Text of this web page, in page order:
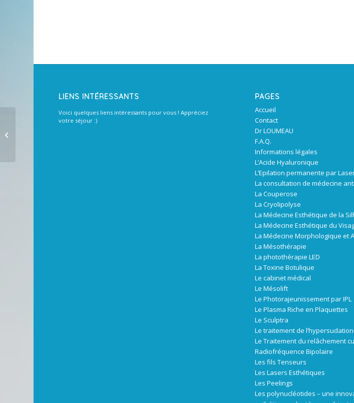
LIENS INTÉRESSANTS
Voici quelques liens intéressants pour vous ! Appréciez
votre séjour :)
PAGES
Accueil
Contact
Dr LOUMEAU
F.A.Q.
Informations légales
L’Acide Hyaluronique
L’Epilation permanente par
La consultation de médecine
La Couperose
La Cryolipolyse
La Médecine Esthétique de la
La Médecine Esthétique du
La Médecine Morphologique et
La Mésothérapie
La photothérapie LED
La Toxine Botulique
Le cabinet médical
Le Mésolift
Le Photorajeunissement par IPL
Le Plasma Riche en Plaquettes
Le Sculptra
Le traitement de l’hypersudation
Le Traitement du relâchement
Radiofréquence Bipolaire
Les fils Tenseurs
Les Lasers Esthétiques
Les Peelings
Les polynucléotides – une